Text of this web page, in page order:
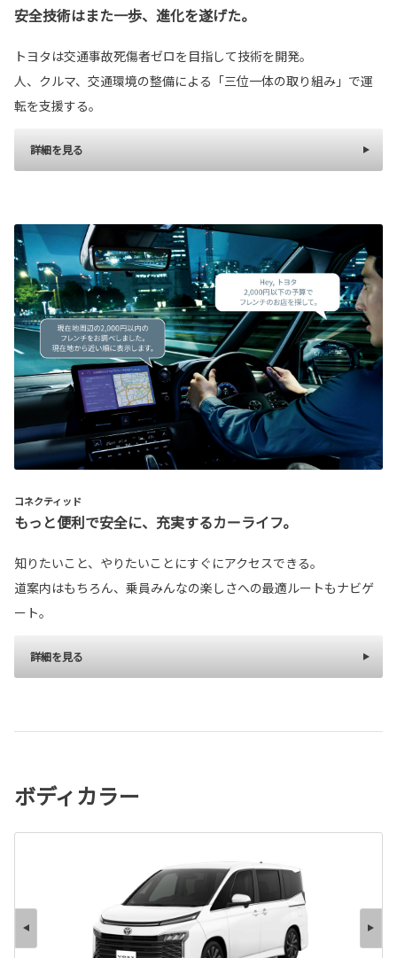
安全技術はまた一歩、進化を遂げた。
トヨタは交通事故死傷者ゼロを目指して技術を開発。
人、クルマ、交通環境の整備による「三位一体の取り組み」で運
転を支援する。
詳細を見る
コネクティッド
もっと便利で安全に、充実するカーライフ。
知りたいこと、やりたいことにすぐにアクセスできる。
道案内はもちろん、乗員みんなの楽しさへの最適ルートもナビゲ
ート。
詳細を見る
ボディカラー